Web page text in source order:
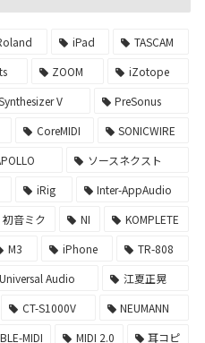
iPad
TASCAM
ZOOM
iZotope
V
PreSonus
CoreMIDI
SONICWIRE
ソースネクスト
iRig
Inter-AppAudio
初音ミク NI
KOMPLETE
M3 iPhone
TR-808
Universal Audio
江夏正晃
CT-S1000V
NEUMANN
BLE-MIDI MIDI 2.0
耳コピ